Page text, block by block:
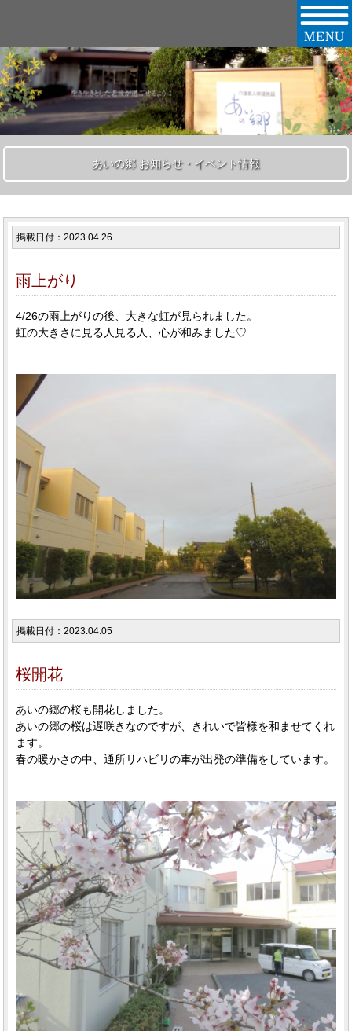
あいの郷 お知らせ・イベント情報
掲載日付：2023.04.26
雨上がり
4/26の雨上がりの後、大きな虹が見られました。
虹の大きさに見る人見る人、心が和みました♡
掲載日付：2023.04.05
桜開花
あいの郷の桜も開花しました。
あいの郷の桜は遅咲きなのですが、きれいで皆様を和ませてくれ
ます。
春の暖かさの中、通所リハビリの車が出発の準備をしています。